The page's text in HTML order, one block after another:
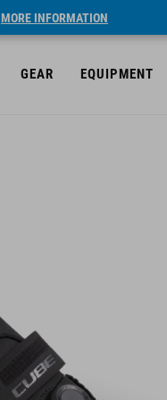
MORE INFORMATION
GEAR EQUIPMENT